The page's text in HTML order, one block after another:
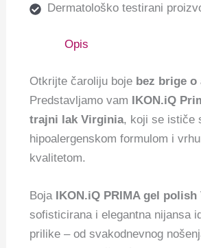
Dermatološko testirani
Opis
Otkrijte čaroliju boje bez brige o
Predstavljamo vam IKON.iQ
trajni lak Virginia, koji se ističe
hipoalergenskom formulom i
kvalitetom.
Boja IKON.iQ PRIMA gel
sofisticirana i elegantna nijansa
prilike – od svakodnevnog